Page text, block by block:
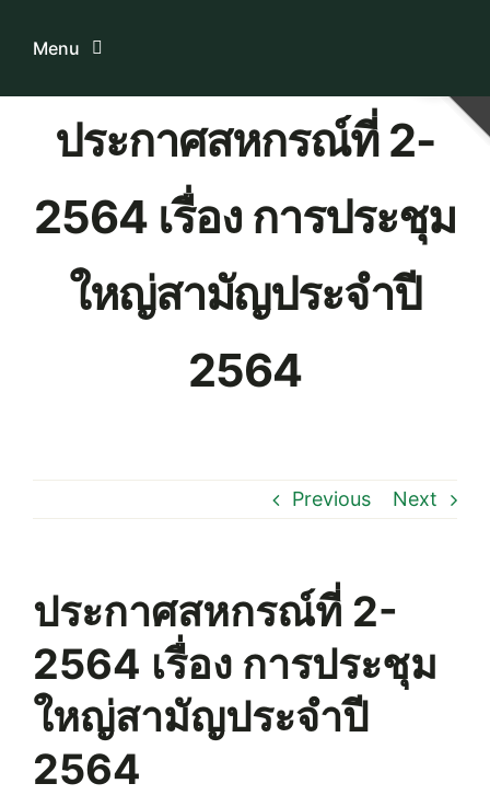
Menu
Home
ระบบบริการสมาชิก
เกี่ยวกับเรา
Download
ประกาศสหกรณ์ที่ 2-
2564 เรื่อง การประชุม
ใหญ่สามัญประจำปี
2564
Previous Next
ประกาศสหกรณ์ที่ 2-
2564 เรื่อง การประชุม
ใหญ่สามัญประจำปี
2564